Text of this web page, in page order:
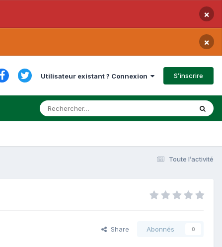
×
×
Utilisateur existant ? Connexion S’inscrire
Toute l’activité
Share Abonnés 0